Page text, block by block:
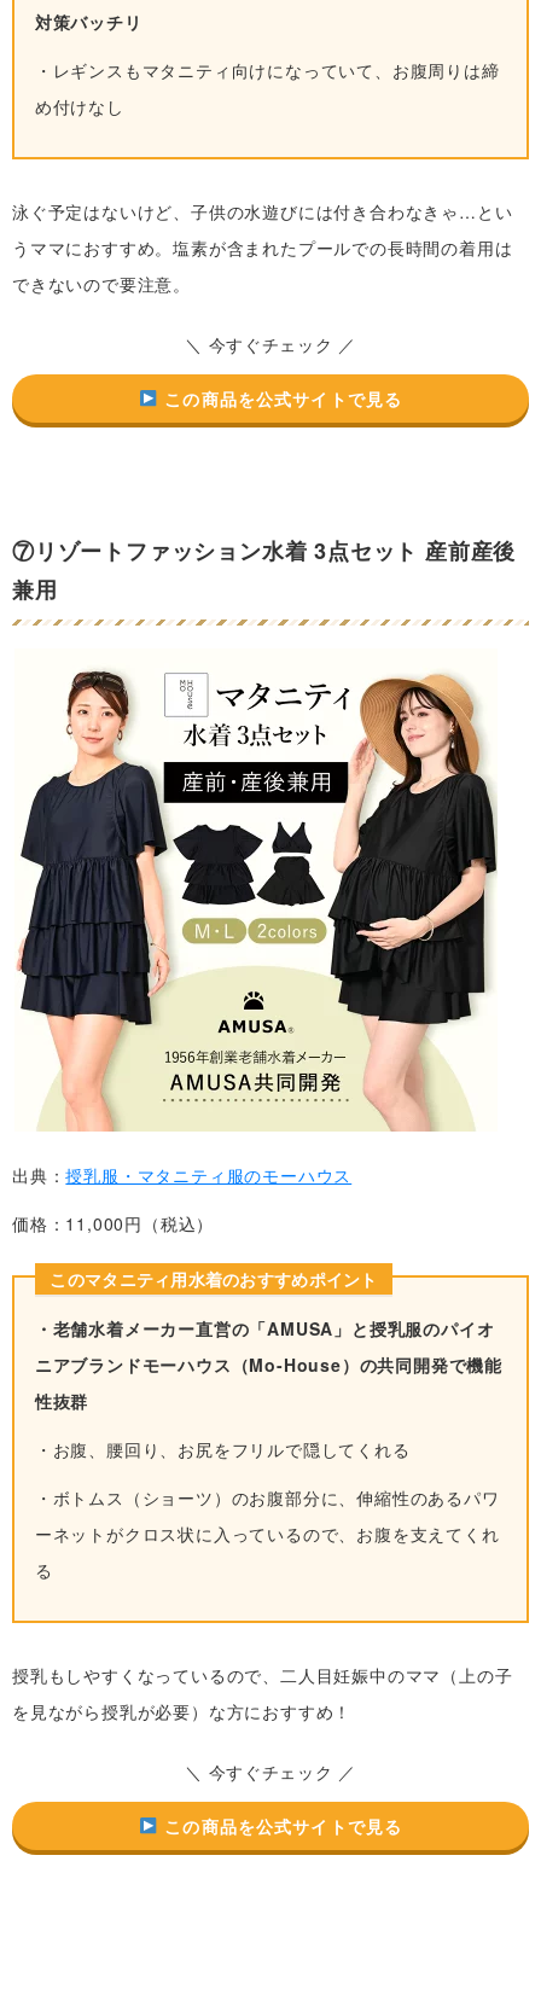
対策バッチリ
・レギンスもマタニティ向けになっていて、お腹周りは締
め付けなし
泳ぐ予定はないけど、子供の水遊びには付き合わなきゃ…とい
うママにおすすめ。塩素が含まれたプールでの長時間の着用は
できないので要注意。
＼ 今すぐチェック ／
この商品を公式サイトで見る
⑦リゾートファッション水着 3点セット 産前産後
兼用
出典：授乳服・マタニティ服のモーハウス
価格：11,000円（税込）
このマタニティ用水着のおすすめポイント
・老舗水着メーカー直営の「AMUSA」と授乳服のパイオ
ニアブランドモーハウス（Mo-House）の共同開発で機能
性抜群
・お腹、腰回り、お尻をフリルで隠してくれる
・ボトムス（ショーツ）のお腹部分に、伸縮性のあるパワ
ーネットがクロス状に入っているので、お腹を支えてくれ
る
授乳もしやすくなっているので、二人目妊娠中のママ（上の子
を見ながら授乳が必要）な方におすすめ！
＼ 今すぐチェック ／
この商品を公式サイトで見る